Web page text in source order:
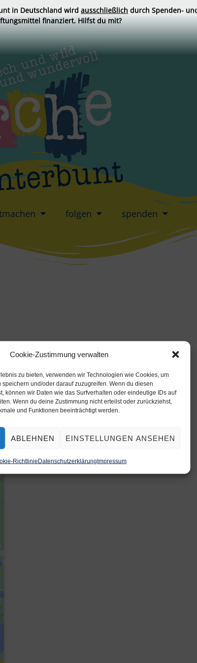
Cookie-Zustimmung verwalten
zu bieten, verwenden wir Technologien wie Cookies, um
speichern und/oder darauf zuzugreifen. Wenn du diesen
können wir Daten wie das Surfverhalten oder eindeutige IDs auf
Wenn du deine Zustimmung nicht erteilst oder zurückziehst,
und Funktionen beeinträchtigt werden.
ABLEHNEN EINSTELLUNGEN ANSEHEN
RichtlinieDatenschutzerklärungImpressum
folgen spenden
in Deutschland wird ausschließlich durch Spenden-
finanziert. Hilfst du mit?